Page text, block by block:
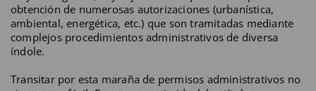
obtención de numerosas autorizaciones (urbanística,
ambiental, energética, etc.) que son tramitadas mediante
complejos procedimientos administrativos de diversa
índole.
Transitar por esta maraña de permisos administrativos no